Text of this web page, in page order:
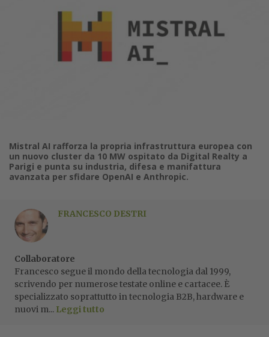
Mistral AI rafforza la propria infrastruttura europea con
un nuovo cluster da 10 MW ospitato da Digital Realty a
Parigi e punta su industria, difesa e manifattura
avanzata per sfidare OpenAI e Anthropic.
FRANCESCO DESTRI
Collaboratore
Francesco segue il mondo della tecnologia dal 1999,
scrivendo per numerose testate online e cartacee. È
specializzato soprattutto in tecnologia B2B, hardware e
nuovi m... Leggi tutto